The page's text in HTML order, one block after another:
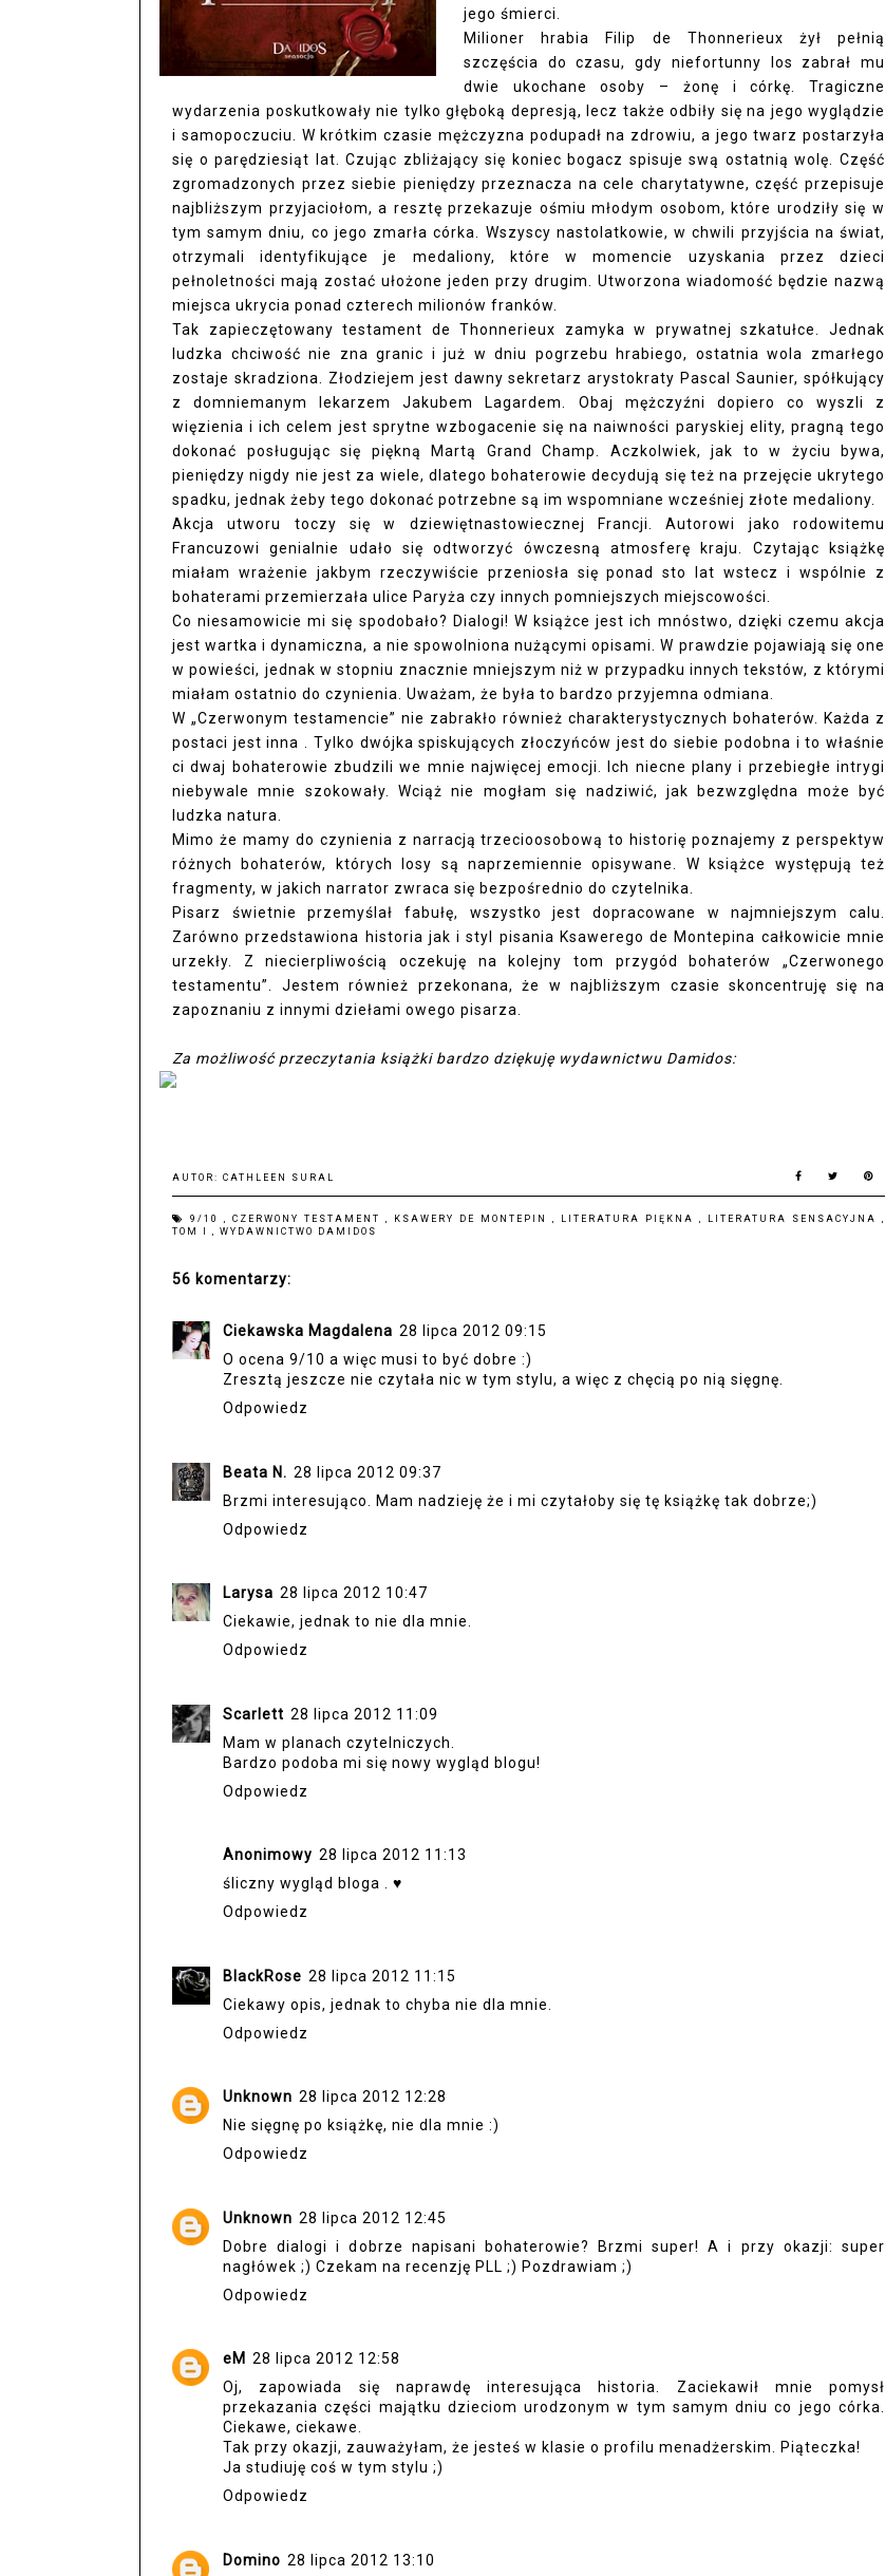
jego śmierci.
Milioner hrabia Filip de Thonnerieux żył pełnią
szczęścia do czasu, gdy niefortunny los zabrał mu
dwie ukochane osoby – żonę i córkę. Tragiczne
wydarzenia poskutkowały nie tylko głęboką depresją, lecz także odbiły się na jego wyglądzie
i samopoczuciu. W krótkim czasie mężczyzna podupadł na zdrowiu, a jego twarz postarzyła
się o parędziesiąt lat. Czując zbliżający się koniec bogacz spisuje swą ostatnią wolę. Część
zgromadzonych przez siebie pieniędzy przeznacza na cele charytatywne, część przepisuje
najbliższym przyjaciołom, a resztę przekazuje ośmiu młodym osobom, które urodziły się w
tym samym dniu, co jego zmarła córka. Wszyscy nastolatkowie, w chwili przyjścia na świat,
otrzymali identyfikujące je medaliony, które w momencie uzyskania przez dzieci
pełnoletności mają zostać ułożone jeden przy drugim. Utworzona wiadomość będzie nazwą
miejsca ukrycia ponad czterech milionów franków.
Tak zapieczętowany testament de Thonnerieux zamyka w prywatnej szkatułce. Jednak
ludzka chciwość nie zna granic i już w dniu pogrzebu hrabiego, ostatnia wola zmarłego
zostaje skradziona. Złodziejem jest dawny sekretarz arystokraty Pascal Saunier, spółkujący
z domniemanym lekarzem Jakubem Lagardem. Obaj mężczyźni dopiero co wyszli z
więzienia i ich celem jest sprytne wzbogacenie się na naiwności paryskiej elity, pragną tego
dokonać posługując się piękną Martą Grand Champ. Aczkolwiek, jak to w życiu bywa,
pieniędzy nigdy nie jest za wiele, dlatego bohaterowie decydują się też na przejęcie ukrytego
spadku, jednak żeby tego dokonać potrzebne są im wspomniane wcześniej złote medaliony.
Akcja utworu toczy się w dziewiętnastowiecznej Francji. Autorowi jako rodowitemu
Francuzowi genialnie udało się odtworzyć ówczesną atmosferę kraju. Czytając książkę
miałam wrażenie jakbym rzeczywiście przeniosła się ponad sto lat wstecz i wspólnie z
bohaterami przemierzała ulice Paryża czy innych pomniejszych miejscowości.
Co niesamowicie mi się spodobało? Dialogi! W książce jest ich mnóstwo, dzięki czemu akcja
jest wartka i dynamiczna, a nie spowolniona nużącymi opisami. W prawdzie pojawiają się one
w powieści, jednak w stopniu znacznie mniejszym niż w przypadku innych tekstów, z którymi
miałam ostatnio do czynienia. Uważam, że była to bardzo przyjemna odmiana.
W „Czerwonym testamencie” nie zabrakło również charakterystycznych bohaterów. Każda z
postaci jest inna . Tylko dwójka spiskujących złoczyńców jest do siebie podobna i to właśnie
ci dwaj bohaterowie zbudzili we mnie najwięcej emocji. Ich niecne plany i przebiegłe intrygi
niebywale mnie szokowały. Wciąż nie mogłam się nadziwić, jak bezwzględna może być
ludzka natura.
Mimo że mamy do czynienia z narracją trzecioosobową to historię poznajemy z perspektyw
różnych bohaterów, których losy są naprzemiennie opisywane. W książce występują też
fragmenty, w jakich narrator zwraca się bezpośrednio do czytelnika.
Pisarz świetnie przemyślał fabułę, wszystko jest dopracowane w najmniejszym calu.
Zarówno przedstawiona historia jak i styl pisania Ksawerego de Montepina całkowicie mnie
urzekły. Z niecierpliwością oczekuję na kolejny tom przygód bohaterów „Czerwonego
testamentu”. Jestem również przekonana, że w najbliższym czasie skoncentruję się na
zapoznaniu z innymi dziełami owego pisarza.
Za możliwość przeczytania książki bardzo dziękuję wydawnictwu Damidos:
AUTOR: CATHLEEN SURAL
9/10 , CZERWONY TESTAMENT , KSAWERY DE MONTEPIN , LITERATURA PIĘKNA , LITERATURA SENSACYJNA ,
TOM I , WYDAWNICTWO DAMIDOS
56 komentarzy:
Ciekawska Magdalena 28 lipca 2012 09:15
O ocena 9/10 a więc musi to być dobre :)
Zresztą jeszcze nie czytała nic w tym stylu, a więc z chęcią po nią sięgnę.
Odpowiedz
Beata N. 28 lipca 2012 09:37
Brzmi interesująco. Mam nadzieję że i mi czytałoby się tę książkę tak dobrze;)
Odpowiedz
Larysa 28 lipca 2012 10:47
Ciekawie, jednak to nie dla mnie.
Odpowiedz
Scarlett 28 lipca 2012 11:09
Mam w planach czytelniczych.
Bardzo podoba mi się nowy wygląd blogu!
Odpowiedz
Anonimowy 28 lipca 2012 11:13
śliczny wygląd bloga . ♥
Odpowiedz
BlackRose 28 lipca 2012 11:15
Ciekawy opis, jednak to chyba nie dla mnie.
Odpowiedz
Unknown 28 lipca 2012 12:28
Nie sięgnę po książkę, nie dla mnie :)
Odpowiedz
Unknown 28 lipca 2012 12:45
Dobre dialogi i dobrze napisani bohaterowie? Brzmi super! A i przy okazji: super
nagłówek ;) Czekam na recenzję PLL ;) Pozdrawiam ;)
Odpowiedz
eM 28 lipca 2012 12:58
Oj, zapowiada się naprawdę interesująca historia. Zaciekawił mnie pomysł
przekazania części majątku dzieciom urodzonym w tym samym dniu co jego córka.
Ciekawe, ciekawe.
Tak przy okazji, zauważyłam, że jesteś w klasie o profilu menadżerskim. Piąteczka!
Ja studiuję coś w tym stylu ;)
Odpowiedz
Domino 28 lipca 2012 13:10